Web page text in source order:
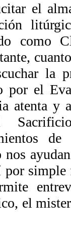
el
como
la
por el
atenta
por
el